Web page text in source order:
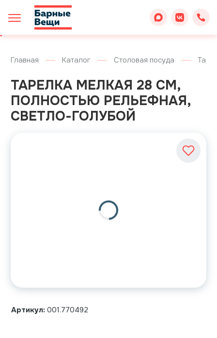
Главная Каталог Столовая посуда
ТАРЕЛКА МЕЛКАЯ 28 СМ,
ПОЛНОСТЬЮ РЕЛЬЕФНАЯ,
СВЕТЛО-ГОЛУБОЙ
Артикул: 001.770492